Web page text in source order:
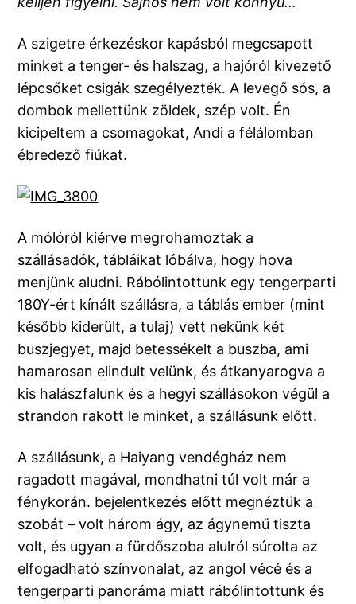
A szigetre érkezéskor kapásból megcsapott
minket a tenger- és halszag, a hajóról kivezető
lépcsőket csigák szegélyezték. A levegő sós, a
dombok mellettünk zöldek, szép volt. Én
kicipeltem a csomagokat, Andi a félálomban
ébredező fiúkat.
A mólóról kiérve megrohamoztak a
szállásadók, tábláikat lóbálva, hogy hova
menjünk aludni. Rábólintottunk egy tengerparti
180Y-ért kínált szállásra, a táblás ember (mint
később kiderült, a tulaj) vett nekünk két
buszjegyet, majd betessékelt a buszba, ami
hamarosan elindult velünk, és átkanyarogva a
kis halászfalunk és a hegyi szállásokon végül a
strandon rakott le minket, a szállásunk előtt.
A szállásunk, a Haiyang vendégház nem
ragadott magával, mondhatni túl volt már a
fénykorán. bejelentkezés előtt megnéztük a
szobát – volt három ágy, az ágynemű tiszta
volt, és ugyan a fürdőszoba alulról súrolta az
elfogadható színvonalat, az angol vécé és a
tengerparti panoráma miatt rábólintottunk és